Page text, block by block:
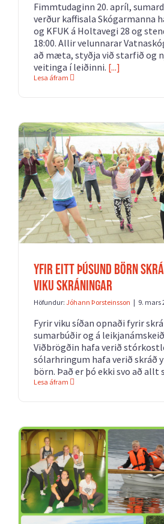
Fimmtudaginn 20. apríl,
verður kaffisala Skógarmanna
og KFUK á Holtavegi 28 og
18:00. Allir velunnarar
að mæta, styðja við starfið og
veitinga í leiðinni. [...]
Lesa áfram
YFIR EITT ÞÚSUND BÖRN
VIKU SKRÁNINGAR
Höfundur: Jóhann Þorsteinsson | 9. mars
Fyrir viku síðan opnaði fyrir
sumarbúðir og á leikjanámskeið
Viðbrögðin hafa verið
sólarhringum hafa verið skráð
börn. Það er þó ekki svo að
Lesa áfram